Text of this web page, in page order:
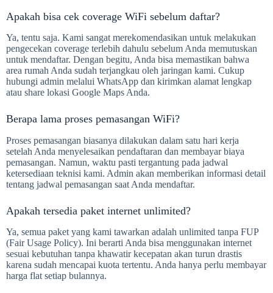
Apakah bisa cek coverage WiFi sebelum daftar?
Ya, tentu saja. Kami sangat merekomendasikan untuk melakukan
pengecekan coverage terlebih dahulu sebelum Anda memutuskan
untuk mendaftar. Dengan begitu, Anda bisa memastikan bahwa
area rumah Anda sudah terjangkau oleh jaringan kami. Cukup
hubungi admin melalui WhatsApp dan kirimkan alamat lengkap
atau share lokasi Google Maps Anda.
Berapa lama proses pemasangan WiFi?
Proses pemasangan biasanya dilakukan dalam satu hari kerja
setelah Anda menyelesaikan pendaftaran dan membayar biaya
pemasangan. Namun, waktu pasti tergantung pada jadwal
ketersediaan teknisi kami. Admin akan memberikan informasi detail
tentang jadwal pemasangan saat Anda mendaftar.
Apakah tersedia paket internet unlimited?
Ya, semua paket yang kami tawarkan adalah unlimited tanpa FUP
(Fair Usage Policy). Ini berarti Anda bisa menggunakan internet
sesuai kebutuhan tanpa khawatir kecepatan akan turun drastis
karena sudah mencapai kuota tertentu. Anda hanya perlu membayar
harga flat setiap bulannya.